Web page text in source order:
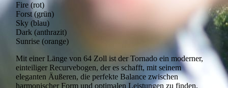
Fire (rot)
Forst (grün)
Sky (blau)
Dark (anthrazit)
Sunrise (orange)
Mit einer Länge von 64 Zoll ist der Tornado ein moderner,
einteiliger Recurvebogen, der es schafft, mit seinem
eleganten Äußeren, die perfekte Balance zwischen
harmonischer Form und optimalen Leistungen zu finden.